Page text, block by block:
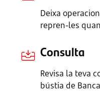
Deixa
repren-les
Consulta
Revisa la teva
bústia de